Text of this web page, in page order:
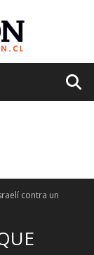
contra un